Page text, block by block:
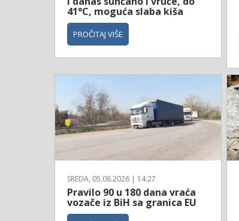
41°C, moguća slaba kiša
PROČITAJ VIŠE
SREDA, 05.08.2026 | 14:27
Pravilo 90 u 180 dana vraća
vozače iz BiH sa granica EU